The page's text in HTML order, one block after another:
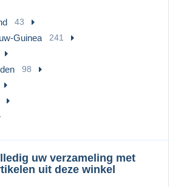
43
Guinea 241
98
uw verzameling met
uit deze winkel